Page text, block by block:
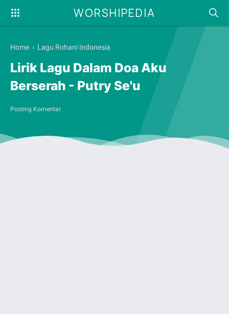
WORSHIPEDIA
Home › Lagu Rohani Indonesia
Lirik Lagu Dalam Doa Aku
Berserah - Putry Se'u
Posting Komentar